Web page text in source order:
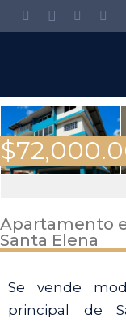
$
Apartamento
Santa Elena
Se vende
principal de